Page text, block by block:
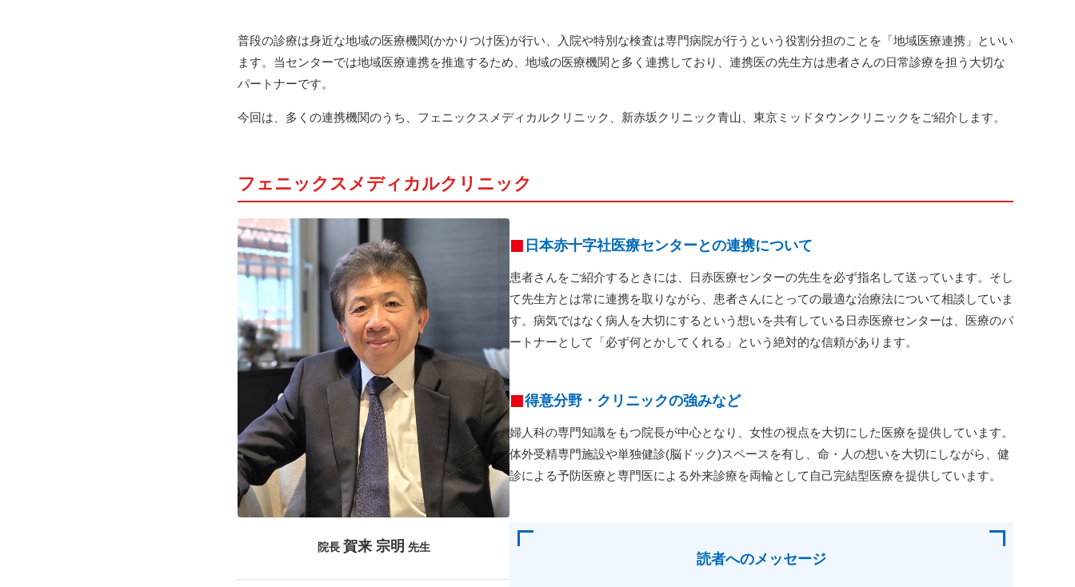
普段の診療は身近な地域の医療機関(かかりつけ医)が行い、入院や特別な検査は専門病院が行うという役割分担のことを「地域医療連携」といい
ます。当センターでは地域医療連携を推進するため、地域の医療機関と多く連携しており、連携医の先生方は患者さんの日常診療を担う大切な
パートナーです。
今回は、多くの連携機関のうち、フェニックスメディカルクリニック、新赤坂クリニック青山、東京ミッドタウンクリニックをご紹介します。
フェニックスメディカルクリニック
院長賀来 宗明 先生
日本赤十字社医療センターとの連携について
患者さんをご紹介するときには、日赤医療センターの先生を必ず指名して送っています。そし
て先生方とは常に連携を取りながら、患者さんにとっての最適な治療法について相談していま
す。病気ではなく病人を大切にするという想いを共有している日赤医療センターは、医療のパ
ートナーとして「必ず何とかしてくれる」という絶対的な信頼があります。
得意分野・クリニックの強みなど
婦人科の専門知識をもつ院長が中心となり、女性の視点を大切にした医療を提供しています。
体外受精専門施設や単独健診(脳ドック)スペースを有し、命・人の想いを大切にしながら、健
診による予防医療と専門医による外来診療を両輪として自己完結型医療を提供しています。
読者へのメッセージ